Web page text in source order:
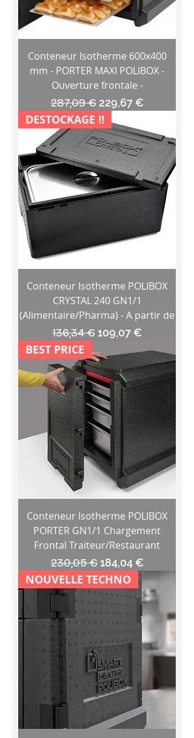
Conteneur Isotherme 600x400
mm - PORTER MAXI POLIBOX -
Ouverture frontale -
Prix original
287,09 € Prix promotionnel
229,67 €
DESTOCKAGE !!
Conteneur Isotherme POLIBOX
CRYSTAL 240 GN1/1
(Alimentaire/Pharma) - A partir de
Prix original
136,34 € Prix promotionnel
109,07 €
BEST PRICE
Conteneur Isotherme POLIBOX
PORTER GN1/1 Chargement
Frontal Traiteur/Restaurant
Prix original
230,05 € Prix promotionnel
184,04 €
NOUVELLE TECHNO